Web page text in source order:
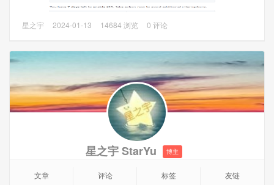
问题描述
陆后直接看到2FA认证界面，提醒7天后会有限制，所以这次
就做一下2FA认证。
问题分析
目前Github不支持国内手机号认证，所以只能通过其他方式
认证。目前比较好的认证方式是Microsoft Authenticator，目
前国内的手机的应用商城也有该应用。具体的2FA帮助信息请
星之宇 2024-01-13 14684 浏览 0 评论
星之宇 StarYu 博主
文章 评论 标签 友链